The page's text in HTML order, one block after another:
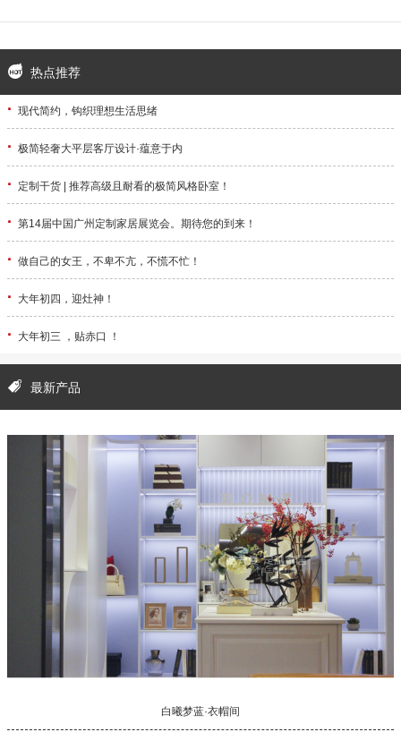
热点推荐
· 现代简约，钩织理想生活思绪
· 极简轻奢大平层客厅设计·蕴意于内
· 定制干货 | 推荐高级且耐看的极简风格卧室！
· 第14届中国广州定制家居展览会。期待您的到来！
· 做自己的女王，不卑不亢，不慌不忙！
· 大年初四，迎灶神！
· 大年初三 ，贴赤口 ！
最新产品
白曦梦蓝·衣帽间